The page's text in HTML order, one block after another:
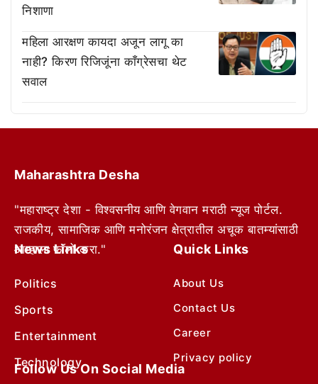
निशाणा
महिला आरक्षण कायदा अजून लागू का
नाही? किरण रिजिजूंना काँग्रेसचा थेट
सवाल
Maharashtra Desha
"महाराष्ट्र देशा - विश्वसनीय आणि वेगवान मराठी न्यूज पोर्टल.
राजकीय, सामाजिक आणि मनोरंजन क्षेत्रातील अचूक बातम्यांसाठी
आम्हाला फॉलो करा."
News Links
Politics
Sports
Entertainment
Technology
Quick Links
About Us
Contact Us
Career
Privacy policy
Follow Us On Social Media